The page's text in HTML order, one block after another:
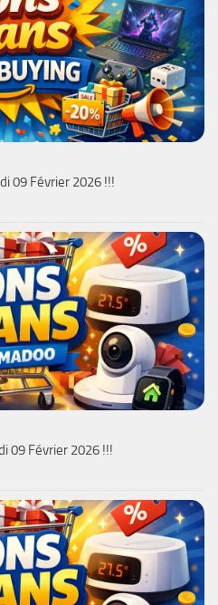
09 Février 2026 !!!
09 Février 2026 !!!